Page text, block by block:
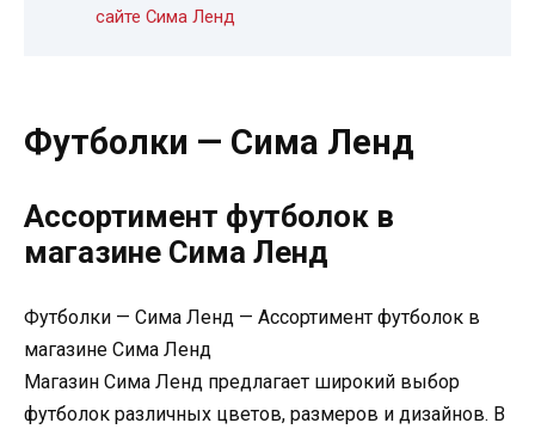
сайте Сима Ленд
Футболки — Сима Ленд
Ассортимент футболок в
магазине Сима Ленд
Футболки — Сима Ленд — Ассортимент футболок в
магазине Сима Ленд
Магазин Сима Ленд предлагает широкий выбор
футболок различных цветов, размеров и дизайнов. В